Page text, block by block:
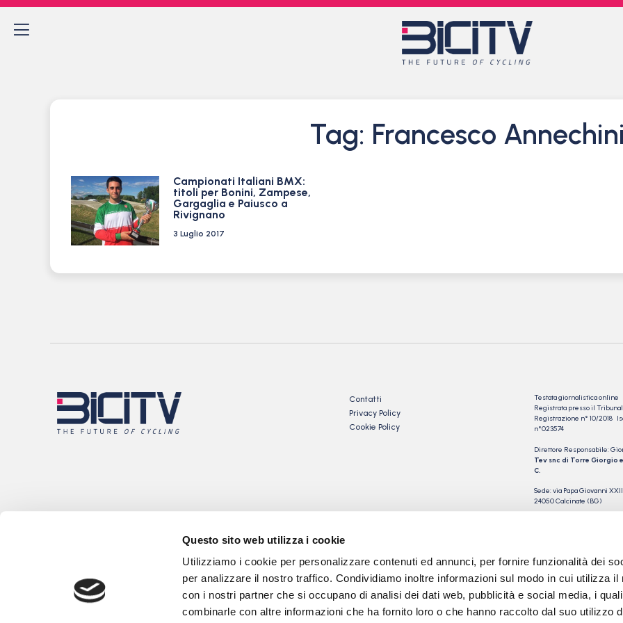
Questo sito web utilizza i cookie
Utilizziamo i cookie per personalizzare contenuti ed annunci, per fornire funzionalità dei
per analizzare il nostro traffico. Condividiamo inoltre informazioni sul modo in cui utilizza il
con i nostri partner che si occupano di analisi dei dati web, pubblicità e social media, i
combinarle con altre informazioni che ha fornito loro o che hanno raccolto dal suo utilizzo
Tag: Francesco
Campionati Italiani BMX:
titoli per Bonini, Zampese,
Gargaglia e Paiusco a
Rivignano
3 Luglio 2017
Contatti
Privacy Policy
Cookie Policy
Testata giornalistica online
Registrata presso il
Registrazione n° 10/2018
n°023574
Direttore Responsabile:
Tev snc di Torre Giorgio
C.
Sede: via Papa Giovanni
24050 Calcinate (BG)